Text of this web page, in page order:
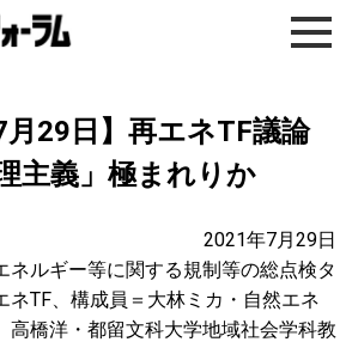
月29日】再エネTF議論
主義」極まれりか
2021年7月29日
ネルギー等に関する規制等の総点検タ
ネTF、構成員＝大林ミカ・自然エネ
高橋洋・都留文科大学地域社会学科教